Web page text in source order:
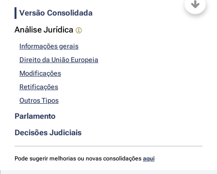
Versão Consolidada
Análise Jurídica
Informações gerais
Direito da União Europeia
Modificações
Retificações
Outros Tipos
Parlamento
Decisões Judiciais
Pode sugerir melhorias ou novas consolidações aqui